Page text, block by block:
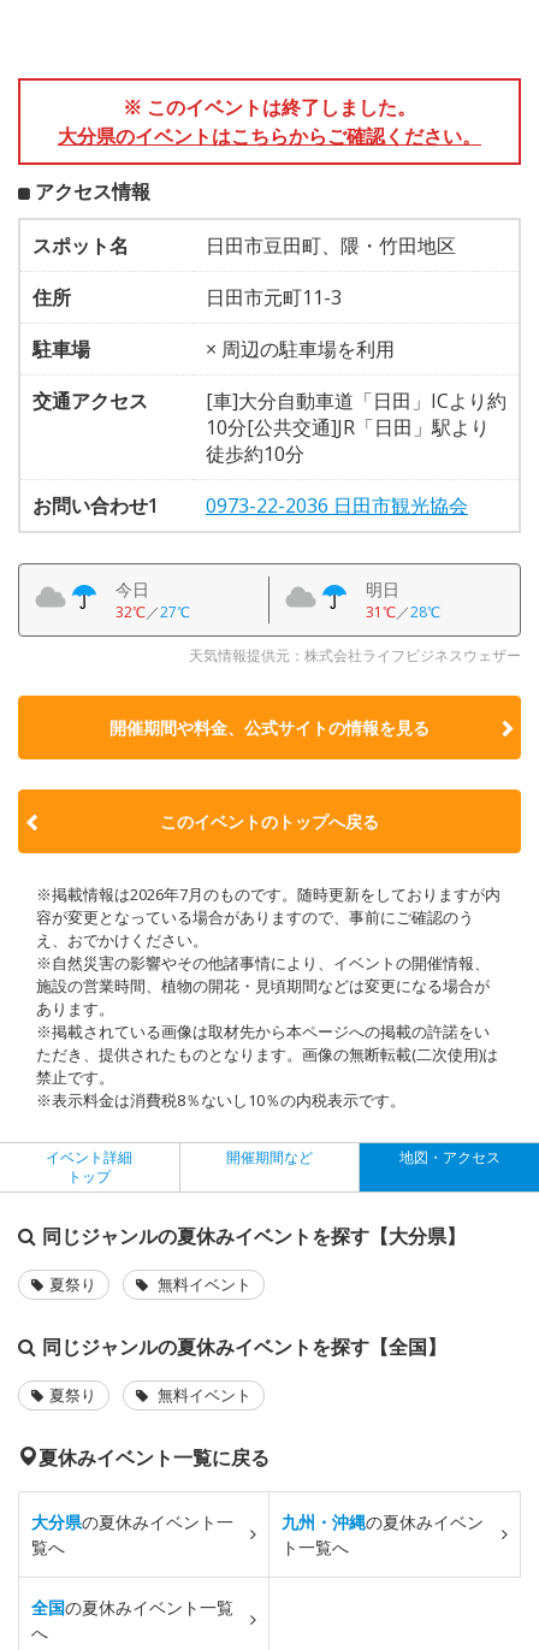
※ このイベントは終了しました。
大分県のイベントはこちらからご確認ください。
アクセス情報
スポット名
日田市豆田町、隈・竹田地区
住所
日田市元町11-3
駐車場
× 周辺の駐車場を利用
交通アクセス
[車]大分自動車道「日田」ICより約
10分[公共交通]JR「日田」駅より
徒歩約10分
お問い合わせ1
0973-22-2036 日田市観光協会
今日
32℃／27℃
明日
31℃／28℃
天気情報提供元：株式会社ライフビジネスウェザー
開催期間や料金、公式サイトの情報を見る
このイベントのトップへ戻る
※掲載情報は2026年7月のものです。随時更新をしておりますが内
容が変更となっている場合がありますので、事前にご確認のう
え、おでかけください。
※自然災害の影響やその他諸事情により、イベントの開催情報、
施設の営業時間、植物の開花・見頃期間などは変更になる場合が
あります。
※掲載されている画像は取材先から本ページへの掲載の許諾をい
ただき、提供されたものとなります。画像の無断転載(二次使用)は
禁止です。
※表示料金は消費税8％ないし10％の内税表示です。
イベント詳細
トップ
開催期間など 地図・アクセス
同じジャンルの夏休みイベントを探す【大分県】
夏祭り 無料イベント
同じジャンルの夏休みイベントを探す【全国】
夏祭り 無料イベント
夏休みイベント一覧に戻る
大分県の夏休みイベント一
覧へ
九州・沖縄の夏休みイベン
ト一覧へ
全国の夏休みイベント一覧
へ